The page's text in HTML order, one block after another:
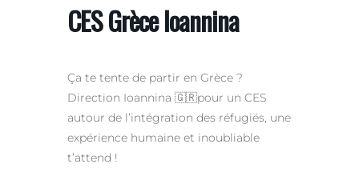
CES Grèce Ioannina
Ça te tente de partir en Grèce ?
Direction Ioannina 🇬🇷pour un CES
autour de l’intégration des réfugiés, une
expérience humaine et inoubliable
t’attend !